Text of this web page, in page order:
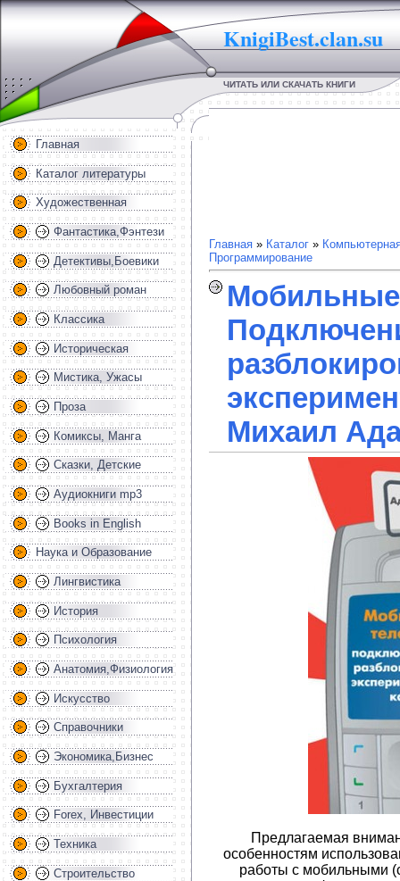
KnigiBest.clan.su
ЧИТАТЬ ИЛИ СКАЧАТЬ КНИГИ
Главная
Каталог литературы
Художественная
Фантастика,Фэнтези
Детективы,Боевики
Любовный роман
Классика
Историческая
Мистика, Ужасы
Проза
Комиксы, Манга
Сказки, Детские
Аудиокниги mp3
Books in English
Наука и Образование
Лингвистика
История
Психология
Анатомия,Физиология
Искусство
Справочники
Экономика,Бизнес
Бухгалтерия
Forex, Инвестиции
Техника
Строительство
Главная » Каталог »
Программирование
Михаил
Предлагаемая
особенностям
работы с мобильными